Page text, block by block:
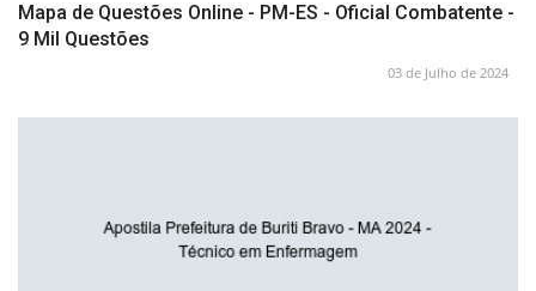
Mapa de Questões Online - PM-ES - Oficial Combatente -
9 Mil Questões
03 de Julho de 2024